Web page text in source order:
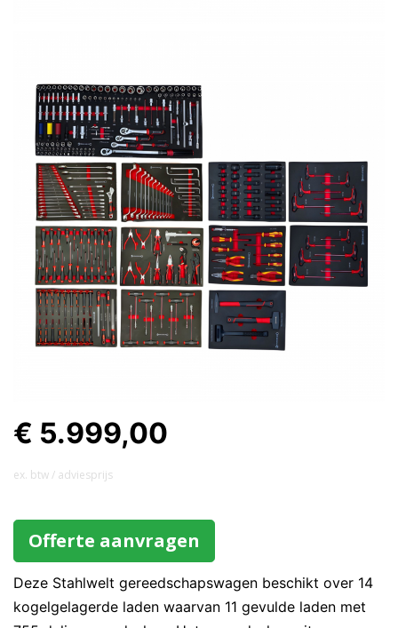
€ 5.999,00
ex. btw / adviesprijs
Offerte aanvragen
Deze Stahlwelt gereedschapswagen beschikt over 14
kogelgelagerde laden waarvan 11 gevulde laden met